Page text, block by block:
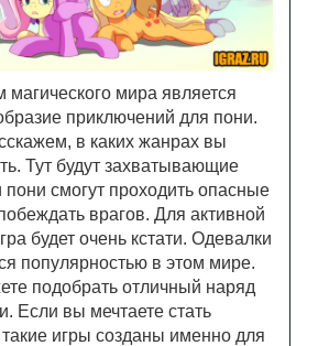
мира является
приключений для пони.
в каких жанрах вы
Тут будут захватывающие
смогут проходить опасные
врагов. Для активной
будет очень кстати. Одевалки
популярностью в этом мире.
подобрать отличный наряд
Если вы мечтаете стать
игры созданы именно для